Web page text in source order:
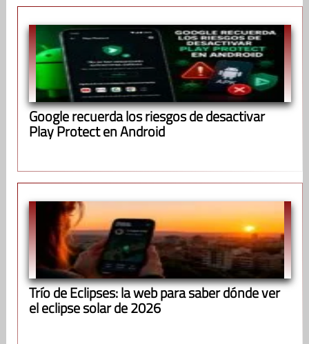
Google recuerda los riesgos de desactivar
Play Protect en Android
Trío de Eclipses: la web para saber dónde ver
el eclipse solar de 2026